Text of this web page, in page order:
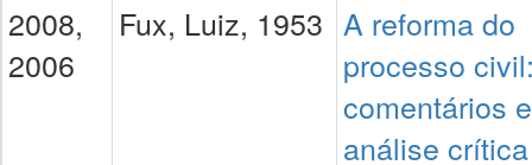
2008,
2006
Fux, Luiz, 1953 A reforma do
processo
comentários e
análise